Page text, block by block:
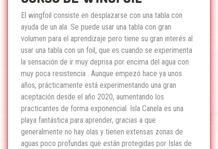
El wingfoil consiste en desplazarse con una tabla con
ayuda de un ala. Se puede usar una tabla con gran
volumen para el aprendizaje pero tiene su gran interés al
usar una tabla con un foil, que es cuando se experimenta
la sensación de ir muy deprisa por encima del agua con
muy poca resistencia . Aunque empezó hace ya unos
años, prácticamente está experimentando una gran
aceptación desde el año 2020, aumentando los
practicantes de forma exponencial. Isla Canela es una
playa fantástica para aprender, gracias a que
generalmente no hay olas y tienen extensas zonas de
aguas poco profundas que están protegidas por Islas de